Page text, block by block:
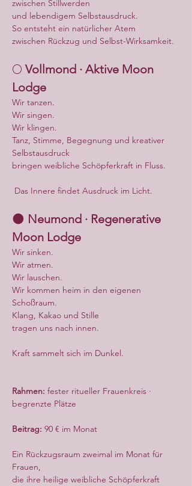
zwischen Stillwerden
und lebendigem Selbstausdruck.
So entsteht ein natürlicher Atem
zwischen Rückzug und Selbst-Wirksamkeit.
🌕 Vollmond · Aktive Moon
Lodge
Wir tanzen.
Wir singen.
Wir klingen.
Tanz, Stimme, Begegnung und kreativer
Selbstausdruck
bringen weibliche Schöpferkraft in Fluss.
Das Innere findet Ausdruck im Licht.
🌑 Neumond · Regenerative
Moon Lodge
Wir sinken.
Wir atmen.
Wir lauschen.
Wir kommen heim in den eigenen
Schoßraum.
Klang, Kakao und Stille
tragen uns nach innen.
Kraft sammelt sich im Dunkel.
Rahmen: fester ritueller Frauenkreis ·
begrenzte Plätze
Beitrag: 90 € im Monat
Ein Rückzugsraum zweimal im Monat für
Frauen,
die ihre heilige weibliche Schöpferkraft